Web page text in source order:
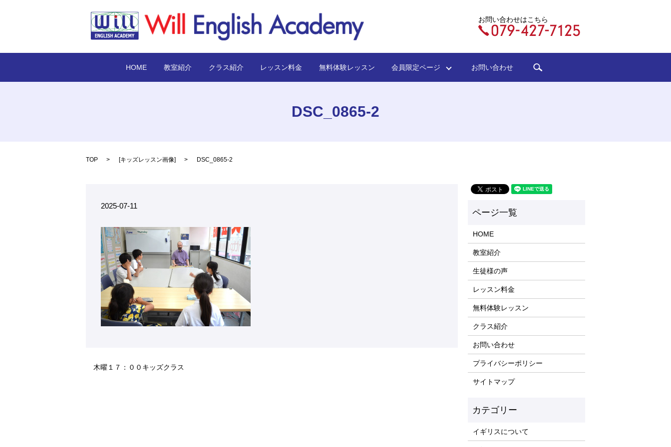
お問い合わせはこちら
HOME 教室紹介 クラス紹介 レッスン料金 無料体験レッスン 会員限定ページ お問い合わせ
DSC_0865-2
TOP [キッズレッスン画像] DSC_0865-2
2025-07-11
木曜１７：００キッズクラス
HOME
教室紹介
生徒様の声
レッスン料金
無料体験レッスン
クラス紹介
お問い合わせ
プライバシーポリシー
サイトマップ
イギリスについて